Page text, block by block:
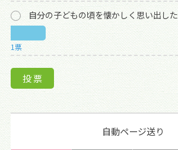
自分の子どもの頃を懐かしく思い出した
1票
自動ページ送り